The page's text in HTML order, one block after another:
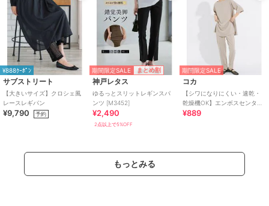
¥888ｸｰﾎﾟﾝ
サブストリート
【大きいサイズ】クロシェ風
レースレギパン
¥9,790 予約
期間限定SALE まとめ割
神戸レタス
ゆるっとスリットレギンスパ
ンツ [M3452]
¥2,490
2点以上で5%OFF
期間限定SALE
コカ
【シワになりにくい・速乾・
乾燥機OK】エンボスセンター
シームレギンスパンツ 全2色
¥889
もっとみる